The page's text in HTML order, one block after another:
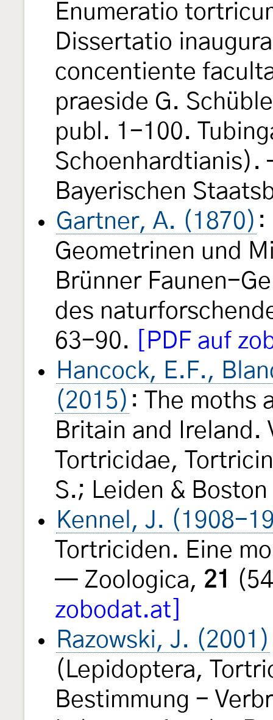
Enumeratio
Dissertatio
concentiente
praeside G.
publ. 1-100.
Bayerischen
Gartner, A. (1870) :
Geometrinen und
Brünner Faunen-
des
63-90.
[PDF auf
Hancock, E.F.,
(2015) : The moths
Britain and Ireland.
Tortricidae,
S.; Leiden &
Kennel, J. (1908-
Tortriciden. Eine
— Zoologica, 21
zobodat.at]
Razowski, J. (2001)
(Lepidoptera,
Bestimmung -